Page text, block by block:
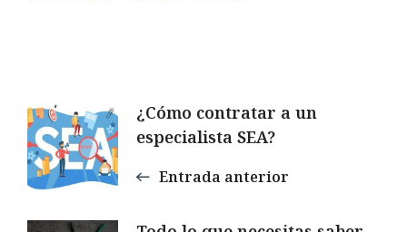
Navegación
de
entradas
¿Cómo contratar a un
especialista SEA?
Entrada anterior